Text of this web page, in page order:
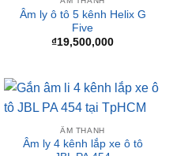
ÂM THANH
Âm ly 4 kênh lắp xe ô tô
JBL PA 454
3,480,000